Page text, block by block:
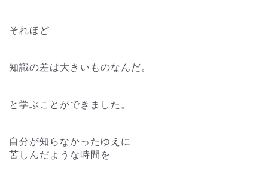
それほど
知識の差は大きいものなんだ。
と学ぶことができました。
自分が知らなかったゆえに
苦しんだような時間を